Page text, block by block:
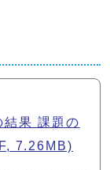
結果 課題の
7.26MB)